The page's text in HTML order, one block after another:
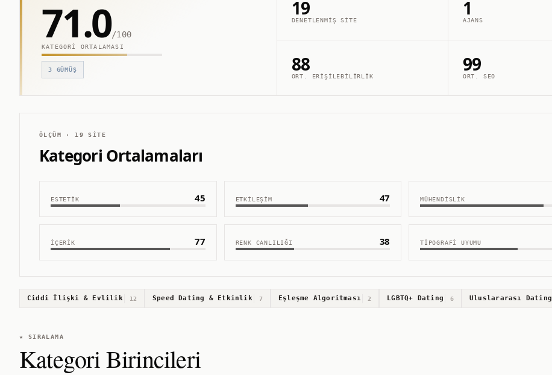
71.0/100
KATEGORI ORTALAMASI
3 GÜMÜŞ
19
DENETLENMIŞ SITE
1
AJANS
88
ORT. ERIŞILEBILIRLIK
99
ORT. SEO
ÖLÇÜM · 19 SITE
Kategori Ortalamaları
ESTETIK 45 ETKILEŞIM 47 MÜHENDISLIK
İÇERIK 77 RENK CANLILIĞI 38 TIPOGRAFI UYUMU
Ciddi İlişki & Evlilik 12 Speed Dating & Etkinlik 7 Eşleşme Algoritması 2 LGBTQ+ Dating 6 Uluslararası Dating
★ SIRALAMA
Kategori Birincileri